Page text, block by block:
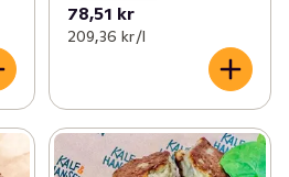
78,51 kr
209,36 kr /l